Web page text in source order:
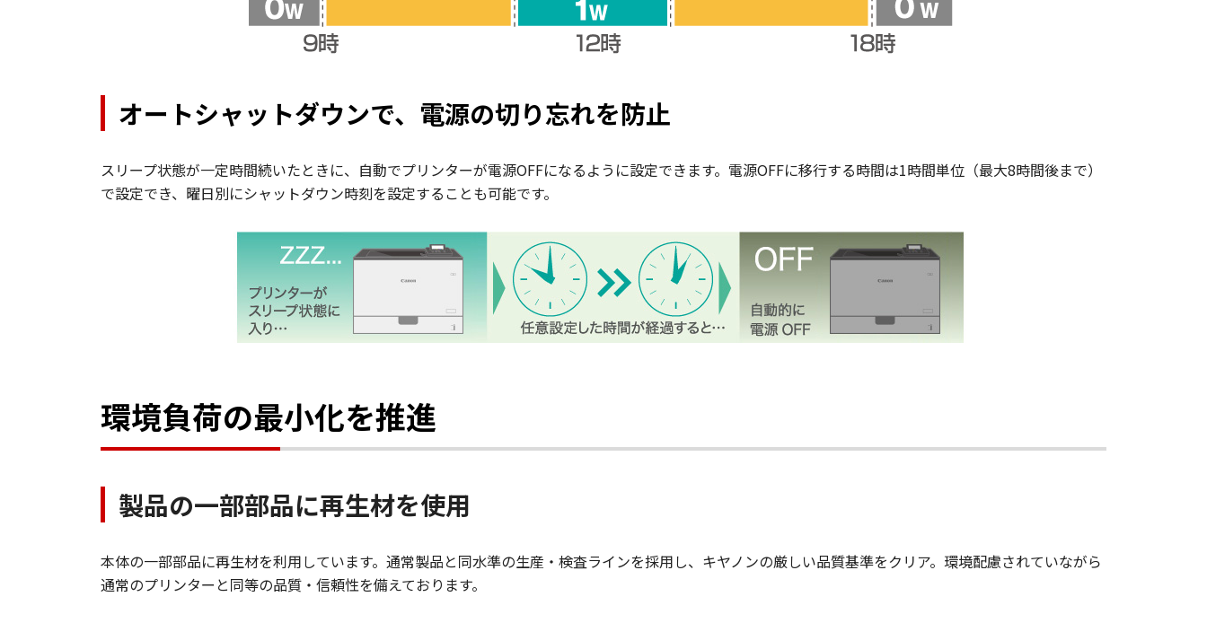
オートシャットダウンで、電源の切り忘れを防止
スリープ状態が一定時間続いたときに、自動でプリンターが電源OFFになるように設定できます。電源OFFに移行する時間は1時間単位（最大8時間後まで）
で設定でき、曜日別にシャットダウン時刻を設定することも可能です。
環境負荷の最小化を推進
製品の一部部品に再生材を使用
本体の一部部品に再生材を利用しています。通常製品と同水準の生産・検査ラインを採用し、キヤノンの厳しい品質基準をクリア。環境配慮されていながら
通常のプリンターと同等の品質・信頼性を備えております。